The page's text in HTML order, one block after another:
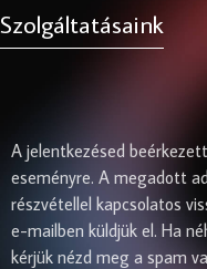
Szolgáltatásaink
A jelentkezésed
eseményre. A megadott
részvétellel kapcsolatos
e-mailben küldjük el. Ha
kérjük nézd meg a spam